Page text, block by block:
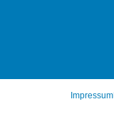
Impressum